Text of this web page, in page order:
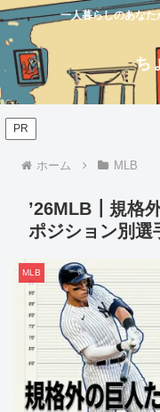
一人暮らしのあな
ち
PR
ホーム MLB
’26MLB┃規格
ポジション別選
MLB